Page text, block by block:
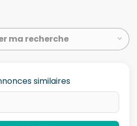
ma recherche
similaires